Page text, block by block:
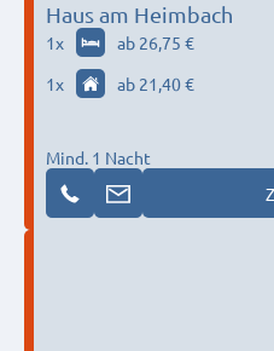
Haus am Heimbach
1x ab 26,75 €
1x ab 21,40 €
Mind. 1 Nacht